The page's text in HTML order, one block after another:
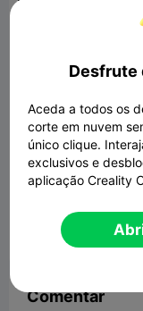
DnD Dice
Denunciar
Comentar
Desfrute
Aceda a todos os
corte em nuvem
único clique.
exclusivos e
aplicação Creality